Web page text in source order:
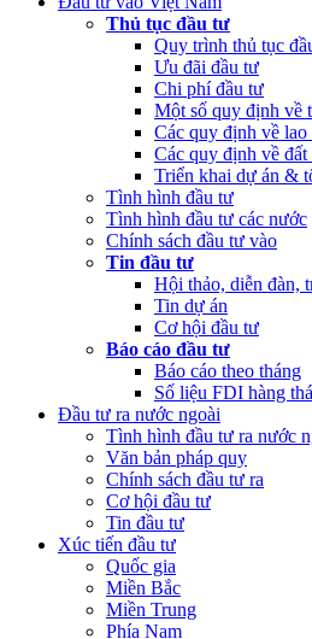
Thủ tục đầu tư
Quy trình thủ tục
Ưu đãi đầu tư
Chi phí đầu tư
Một số quy định về
Các quy định về lao
Các quy định về
Triển khai dự án &
Tình hình đầu tư
Tình hình đầu tư các nước
Chính sách đầu tư vào
Tin đầu tư
Hội thảo, diễn đàn,
Tin dự án
Cơ hội đầu tư
Báo cáo đầu tư
Báo cáo theo tháng
Số liệu FDI hàng
Đầu tư ra nước ngoài
Tình hình đầu tư ra nước
Văn bản pháp quy
Chính sách đầu tư ra
Cơ hội đầu tư
Tin đầu tư
Xúc tiến đầu tư
Quốc gia
Miền Bắc
Miền Trung
Phía Nam